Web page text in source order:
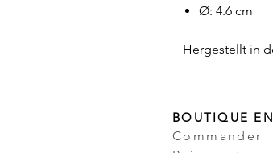
Ø: 4.6 cm
Hergestellt in
BOUTIQUE
Commander